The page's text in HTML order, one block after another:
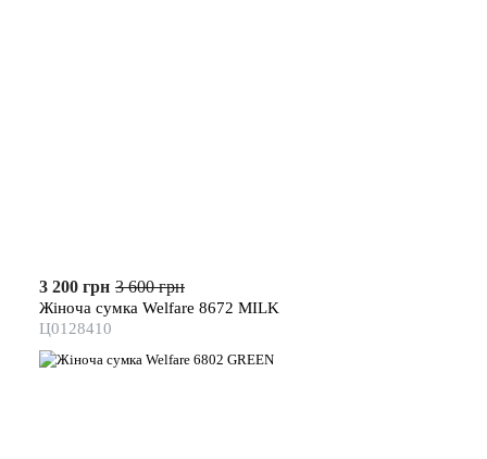
3 200 грн 3 600 грн
Жіноча сумка Welfare 8672 MILK
Ц0128410